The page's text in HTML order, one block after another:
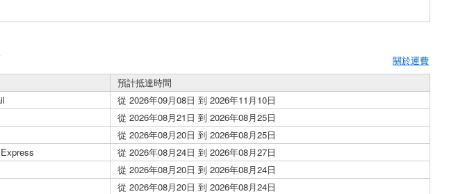
關於運費
預計抵達時間
從 2026年09月08日 到 2026年11月10日
從 2026年08月21日 到 2026年08月25日
從 2026年08月20日 到 2026年08月25日
從 2026年08月24日 到 2026年08月27日
從 2026年08月20日 到 2026年08月24日
從 2026年08月20日 到 2026年08月24日